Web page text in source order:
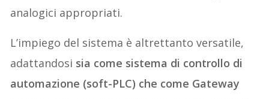
analogici appropriati.
L’impiego del sistema è altrettanto versatile,
adattandosi sia come sistema di controllo di
automazione (soft-PLC) che come Gateway